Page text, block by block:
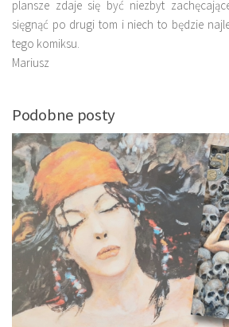
plansze zdaje się być niezbyt
sięgnąć po drugi tom i niech to będzie
tego komiksu.
Mariusz
Podobne posty